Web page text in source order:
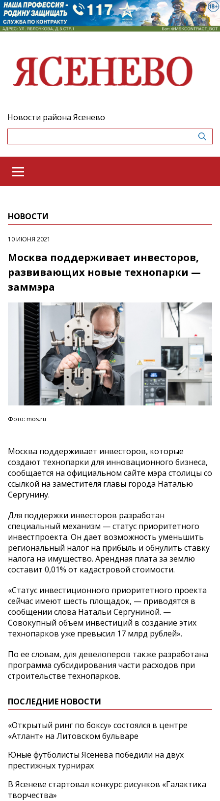
Новости района Ясенево
НОВОСТИ
10 ИЮНЯ 2021
Москва поддерживает инвесторов,
развивающих новые технопарки —
заммэра
Фото: mos.ru
Москва поддерживает инвесторов, которые
создают технопарки для инновационного бизнеса,
сообщается на официальном сайте мэра столицы со
ссылкой на заместителя главы города Наталью
Сергунину.
Для поддержки инвесторов разработан
специальный механизм — статус приоритетного
инвестпроекта. Он дает возможность уменьшить
региональный налог на прибыль и обнулить ставку
налога на имущество. Арендная плата за землю
составит 0,01% от кадастровой стоимости.
«Статус инвестиционного приоритетного проекта
сейчас имеют шесть площадок, — приводятся в
сообщении слова Натальи Сергуниной. —
Совокупный объем инвестиций в создание этих
технопарков уже превысил 17 млрд рублей».
По ее словам, для девелоперов также разработана
программа субсидирования части расходов при
строительстве технопарков.
ПОСЛЕДНИЕ НОВОСТИ
«Открытый ринг по боксу» состоялся в центре
«Атлант» на Литовском бульваре
Юные футболисты Ясенева победили на двух
престижных турнирах
В Ясеневе стартовал конкурс рисунков «Галактика
творчества»